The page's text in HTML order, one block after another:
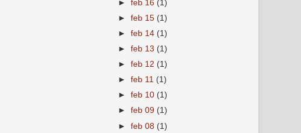
►feb 16 (1)
►feb 15 (1)
►feb 14 (1)
►feb 13 (1)
►feb 12 (1)
►feb 11 (1)
►feb 10 (1)
►feb 09 (1)
►feb 08 (1)